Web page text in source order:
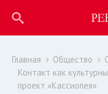
Главная Общество
Контакт как
проект «Кассиопея»